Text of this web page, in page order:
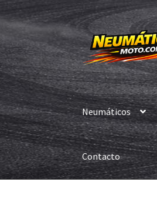
Ir
a
la
navegación
Ir
al
contenido
Neumáticos
Contacto